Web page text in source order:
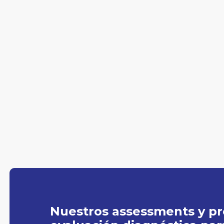
Nuestros assessments y